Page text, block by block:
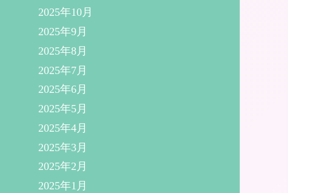
2025年10月
2025年9月
2025年8月
2025年7月
2025年6月
2025年5月
2025年4月
2025年3月
2025年2月
2025年1月